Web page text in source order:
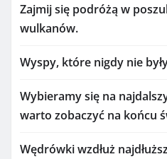
Zajmij się podróżą w
wulkanów.
Wyspy, które nigdy nie
Wybieramy się na
warto zobaczyć na końcu
Wędrówki wzdłuż